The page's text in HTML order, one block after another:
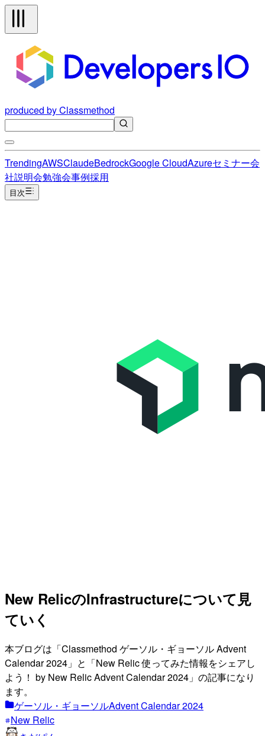
produced by Classmethod
TrendingAWSClaudeBedrockGoogle CloudAzureセミナー会
社説明会勉強会事例採用
目次
New RelicのInfrastructureについて見
ていく
本ブログは「Classmethod ゲーソル・ギョーソル Advent
Calendar 2024」と「New Relic 使ってみた情報をシェアし
よう！ by New Relic Advent Calendar 2024」の記事になり
ます。
ゲーソル・ギョーソルAdvent Calendar 2024
New Relic